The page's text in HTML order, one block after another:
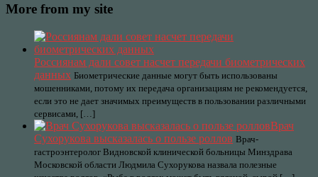
More from my site
Россиянам дали совет насчет передачи биометрических
данных Биометрические данные могут быть использованы
мошенниками, потому их передача организациям не рекомендуется,
если это не дает значимых преимуществ в пользовании различными
сервисами, […]
Врач
Сухорукова высказалась о пользе роллов Врач-
гастроэнтеролог Видновской клинической больницы Минздрава
Московской области Людмила Сухорукова назвала полезные